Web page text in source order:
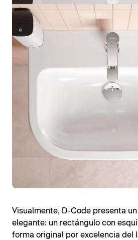
Visualmente, D-Code presenta
elegante: un rectángulo con
forma original por excelencia del